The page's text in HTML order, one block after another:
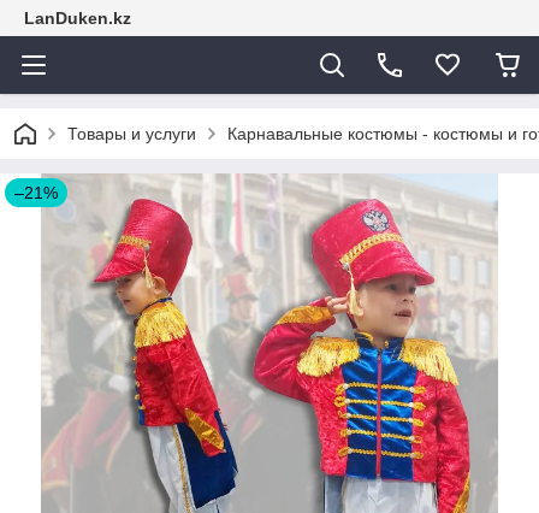
LanDuken.kz
Товары и услуги Карнавальные костюмы - костюмы и
–21%